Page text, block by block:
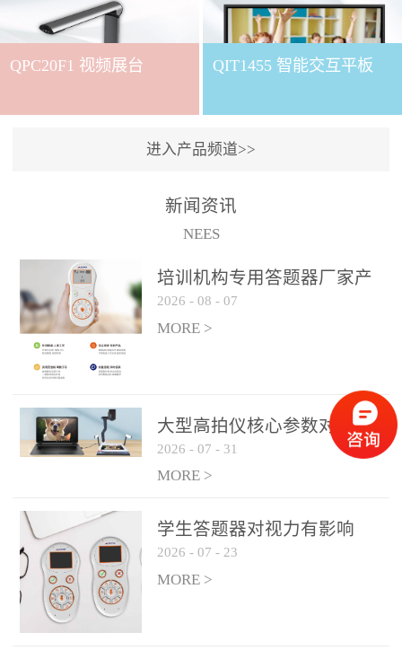
下载QVote授课软件课堂互
动的质量直接影响教学效
果与学生参与度。作为
打造的互动授课软件，
QVote 以 “让每一堂课都充
功能与数据化教学分析，
课堂互动解决方案，重新
定义了师生互动的新模
式。极简操作，轻松融入
教学流程QVote 深谙教师
教学节奏的重要性，采用
念，教师无需复杂培训即
可快速上手。软件支持与
PPT、白板等常用教学工具
几步：打开软件、选择互
动模式、发起互动任务，
整个过程不超过 30 秒，完
美融入正常教学流程，避
免打断课堂连贯性。无论
QPC20F1 视频展台 QIT1455 智能交互平板
进入产品频道>>
新闻资讯
NEES
培训机构专用答题器厂家产
品方案
2026 - 08 - 07
MORE >
大型高拍仪核心参数对比与
选购建议
2026 - 07 - 31
MORE >
学生答题器对视力有影响
吗？
2026 - 07 - 23
MORE >